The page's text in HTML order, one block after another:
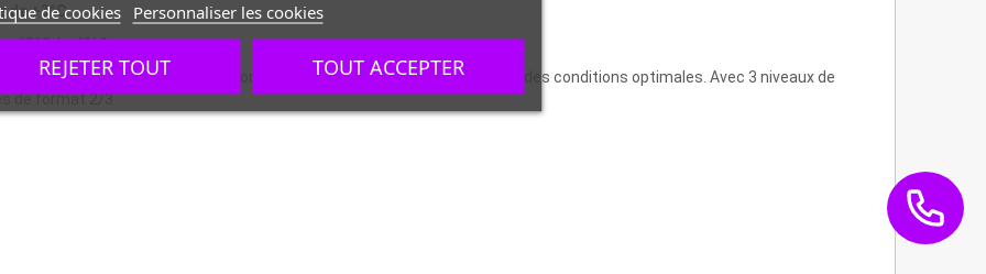
de +3°C
18°C à -40°C
vos préparations de glaçage, conserver vos plats divers et variés dans des conditions optimales. Avec 3 niveaux de
de format 2/3.
de cookies Personnaliser les cookies
REJETER TOUT TOUT ACCEPTER